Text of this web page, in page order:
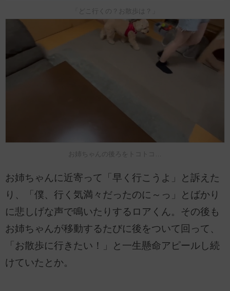
「どこ行くの？お散歩は？」
お姉ちゃんの後ろをトコトコ…
お姉ちゃんに近寄って「早く行こうよ」と訴えた
り、「僕、行く気満々だったのに～っ」とばかり
に悲しげな声で鳴いたりするロアくん。その後も
お姉ちゃんが移動するたびに後をついて回って、
「お散歩に行きたい！」と一生懸命アピールし続
けていたとか。